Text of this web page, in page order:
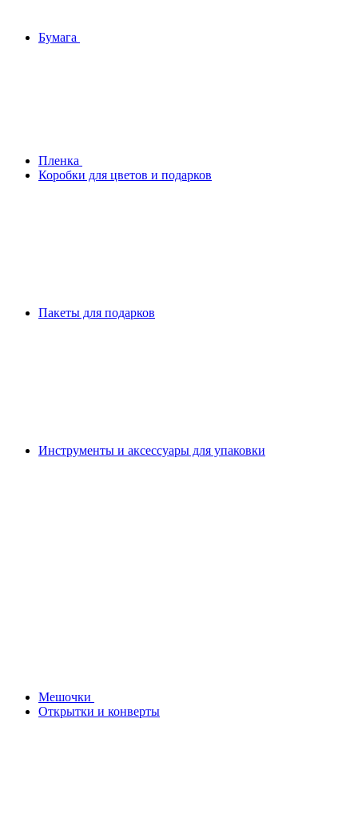
Бумага
Плeнка
Коробки для цветов и подарков
Пакеты для подарков
Инструменты и аксессуары для упаковки
Мешочки
Открытки и конверты